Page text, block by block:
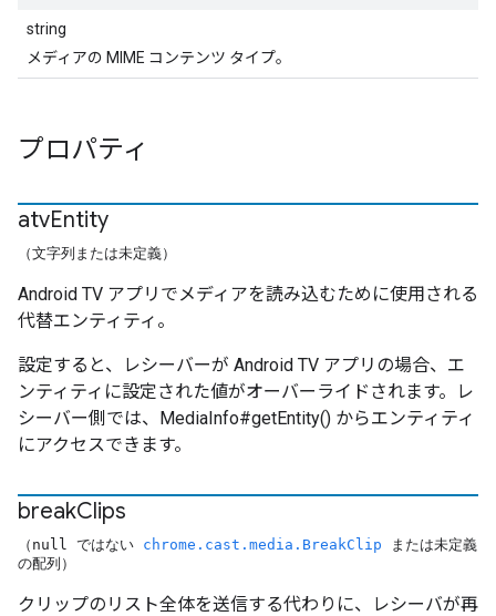
string
メディアの MIME コンテンツ タイプ。
プロパティ
atvEntity
（文字列または未定義）
Android TV アプリでメディアを読み込むために使用される
代替エンティティ。
設定すると、レシーバーが Android TV アプリの場合、エ
ンティティに設定された値がオーバーライドされます。レ
シーバー側では、MediaInfo#getEntity() からエンティティ
にアクセスできます。
breakClips
（null ではない chrome.cast.media.BreakClip または未定義
の配列）
クリップのリスト全体を送信する代わりに、レシーバが再